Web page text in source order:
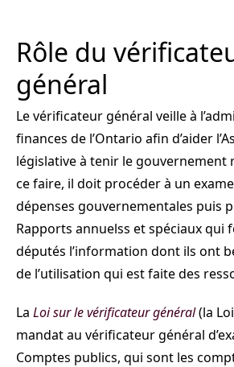
Rôle du
général
Le vérificateur général veille à
finances de l’Ontario afin d’aider
législative à tenir le gouvernement
ce faire, il doit procéder à un
dépenses gouvernementales puis
Rapports annuelss et spéciaux qui
députés l’information dont ils ont
de l’utilisation qui est faite des
La Loi sur le vérificateur général(la
mandat au vérificateur général
Comptes publics, qui sont les